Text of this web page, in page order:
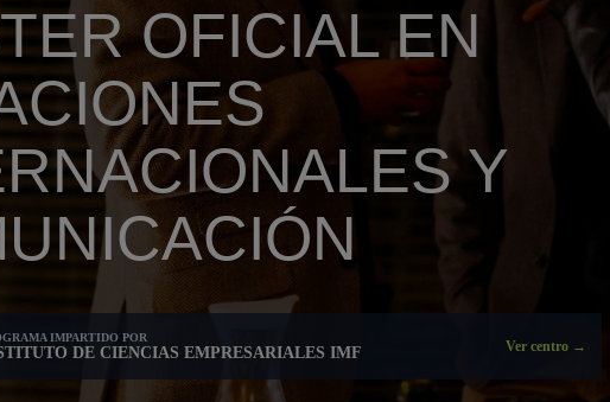
OFICIAL EN
Y
IMPARTIDO POR
DE CIENCIAS EMPRESARIALES IMF Ver centro →